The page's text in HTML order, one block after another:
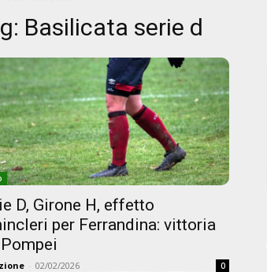
Basilicata serie d
D, Girone H, effetto
per Ferrandina: vittoria
- 02/02/2026 0